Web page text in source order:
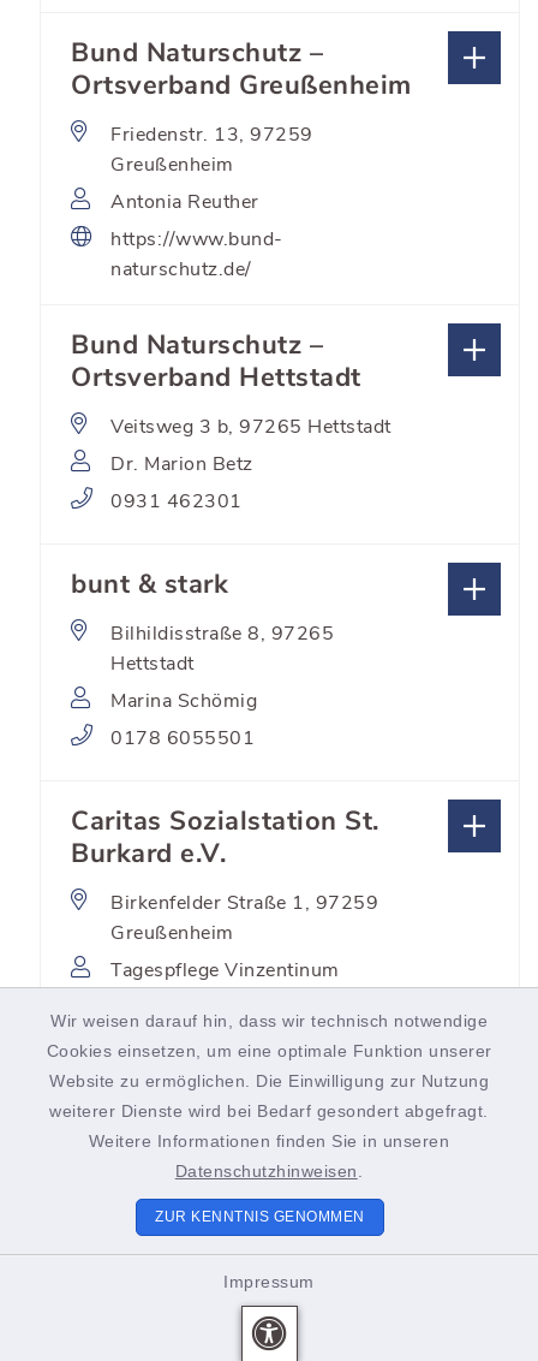
Wir weisen darauf hin, dass wir technisch notwendige
Cookies einsetzen, um eine optimale Funktion unserer
Website zu ermöglichen. Die Einwilligung zur Nutzung
weiterer Dienste wird bei Bedarf gesondert abgefragt.
Weitere Informationen finden Sie in unseren
Datenschutzhinweisen
ZUR KENNTNIS GENOMMEN
Impressum
Bund Naturschutz –
Ortsverband Greußenheim
Friedenstr. 13, 97259
Greußenheim
Antonia Reuther
https://www.bund-
naturschutz.de/
Bund Naturschutz –
Ortsverband Hettstadt
Veitsweg 3 b, 97265 Hettstadt
Dr. Marion Betz
0931 462301
bunt & stark
Bilhildisstraße 8, 97265
Hettstadt
Marina Schömig
0178 6055501
Caritas Sozialstation St.
Burkard e.V.
Birkenfelder Straße 1, 97259
Greußenheim
Tagespflege Vinzentinum
CBO Cani Blue-Ocean UG
Birkenfelder Straße1, 97259
Greußenheim
Holger Schmitt
0931 99124747